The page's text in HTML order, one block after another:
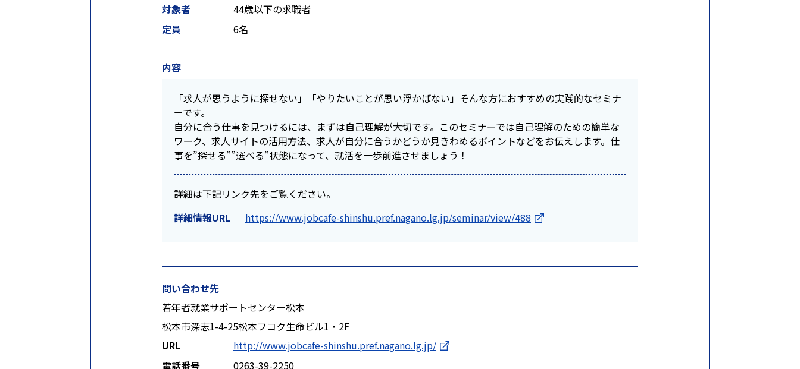
対象者
44歳以下の求職者
定員
6名
内容
「求人が思うように探せない」「やりたいことが思い浮かばない」――そんな方におすすめの実践的なセミナ
ーです。
自分に合う仕事を見つけるには、まずは自己理解が大切です。このセミナーでは自己理解のための簡単な
ワーク、求人サイトの活用方法、求人が自分に合うかどうか見きわめるポイントなどをお伝えします。仕
事を”探せる””選べる”状態になって、就活を一歩前進させましょう！
詳細は下記リンク先をご覧ください。
詳細情報URL
https://www.jobcafe-shinshu.pref.nagano.lg.jp/seminar/view/488
問い合わせ先
若年者就業サポートセンター松本
松本市深志1-4-25松本フコク生命ビル1・2F
URL
http://www.jobcafe-shinshu.pref.nagano.lg.jp/
電話番号
0263-39-2250